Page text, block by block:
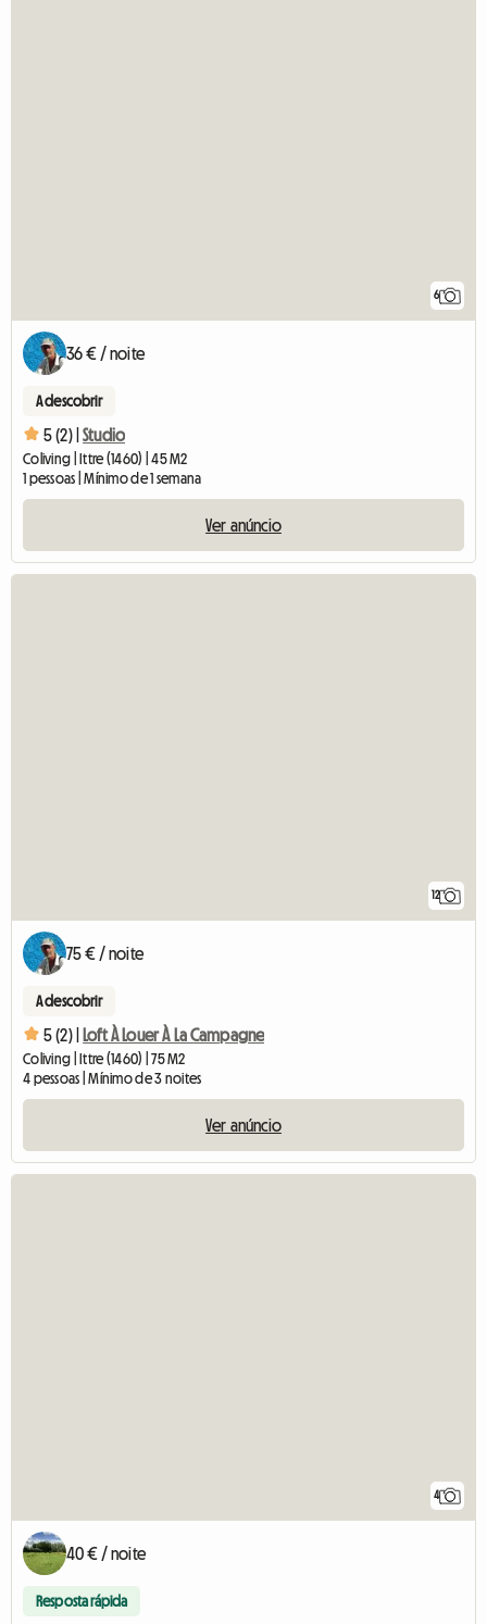
6
36 € / noite
A descobrir
5 (2) | Studio
Coliving | Ittre (1460) | 45 M2
1 pessoas | Mínimo de 1 semana
Ver anúncio
12
75 € / noite
A descobrir
5 (2) | Loft À Louer À La Campagne
Coliving | Ittre (1460) | 75 M2
4 pessoas | Mínimo de 3 noites
Ver anúncio
4
40 € / noite
Resposta rápida